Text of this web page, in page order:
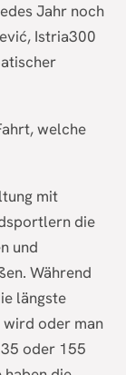
Jahr noch
Istria300
welche
mit
die
und
Während
längste
oder man
oder 155